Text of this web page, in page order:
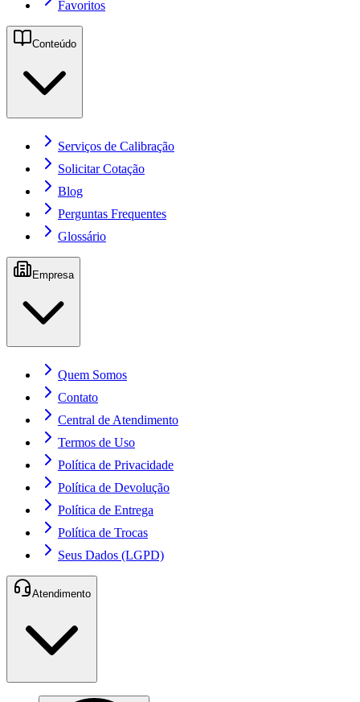
Favoritos
Conteúdo
Serviços de Calibração
Solicitar Cotação
Blog
Perguntas Frequentes
Glossário
Empresa
Quem Somos
Contato
Central de Atendimento
Termos de Uso
Política de Privacidade
Política de Devolução
Política de Entrega
Política de Trocas
Seus Dados (LGPD)
Atendimento